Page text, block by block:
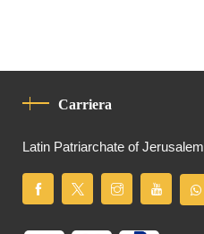
Carriera
Latin Patriarchate of Jerusalem